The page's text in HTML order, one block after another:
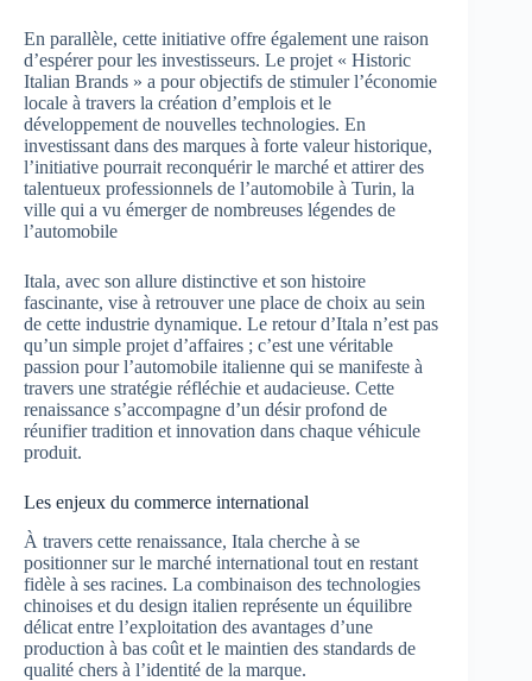
En parallèle, cette initiative offre également une raison
d’espérer pour les investisseurs. Le projet « Historic
Italian Brands » a pour objectifs de stimuler l’économie
locale à travers la création d’emplois et le
développement de nouvelles technologies. En
investissant dans des marques à forte valeur historique,
l’initiative pourrait reconquérir le marché et attirer des
talentueux professionnels de l’automobile à Turin, la
ville qui a vu émerger de nombreuses légendes de
l’automobile
Itala, avec son allure distinctive et son histoire
fascinante, vise à retrouver une place de choix au sein
de cette industrie dynamique. Le retour d’Itala n’est pas
qu’un simple projet d’affaires ; c’est une véritable
passion pour l’automobile italienne qui se manifeste à
travers une stratégie réfléchie et audacieuse. Cette
renaissance s’accompagne d’un désir profond de
réunifier tradition et innovation dans chaque véhicule
produit.
Les enjeux du commerce international
À travers cette renaissance, Itala cherche à se
positionner sur le marché international tout en restant
fidèle à ses racines. La combinaison des technologies
chinoises et du design italien représente un équilibre
délicat entre l’exploitation des avantages d’une
production à bas coût et le maintien des standards de
qualité chers à l’identité de la marque.